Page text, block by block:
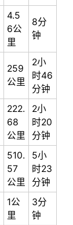
4.5
6公
里
8分
钟
259
公里
2小
时46
分钟
222.
68
公里
2小
时20
分钟
510.
57
公里
5小
时23
分钟
1公
里
3分
钟